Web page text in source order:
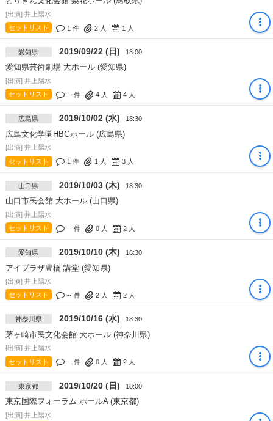
[出演] 井上陽水
セットリスト
1 件 2人 1 人
愛知県 2019/09/22 (日) 18:00
愛知県芸術劇場 大ホール (愛知県)
[出演] 井上陽水
セットリスト
-- 件 4人 4人
広島県 2019/10/02 (水) 18:30
広島文化学園HBGホール (広島県)
[出演] 井上陽水
セットリスト
1 件 1 人 3人
山口県 2019/10/03 (木) 18:30
山口市民会館 大ホール (山口県)
[出演] 井上陽水
セットリスト
-- 件 0人 2人
愛知県 2019/10/10 (木) 18:30
アイプラザ豊橋 講堂 (愛知県)
[出演] 井上陽水
セットリスト
-- 件 2人 2人
神奈川県 2019/10/16 (水) 18:30
茅ヶ崎市民文化会館 大ホール (神奈川県)
[出演] 井上陽水
セットリスト
-- 件 0人 2人
東京都 2019/10/20 (日) 18:00
東京国際フォーラム ホールA (東京都)
[出演] 井上陽水